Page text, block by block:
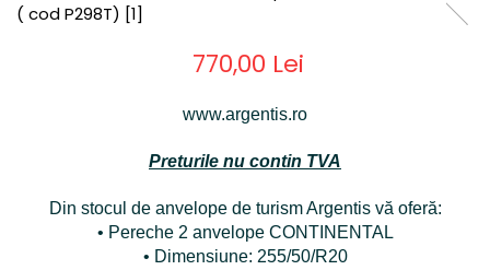
770,00 Lei
www.argentis.ro
Preturile nu contin TVA
Din stocul de anvelope de turism Argentis vă oferă:
• Pereche 2 anvelope CONTINENTAL
• Dimensiune: 255/50/R20